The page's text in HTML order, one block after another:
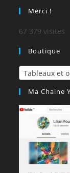
Merci !
67 379 visites
Boutique
Tableaux et
Ma Chaine